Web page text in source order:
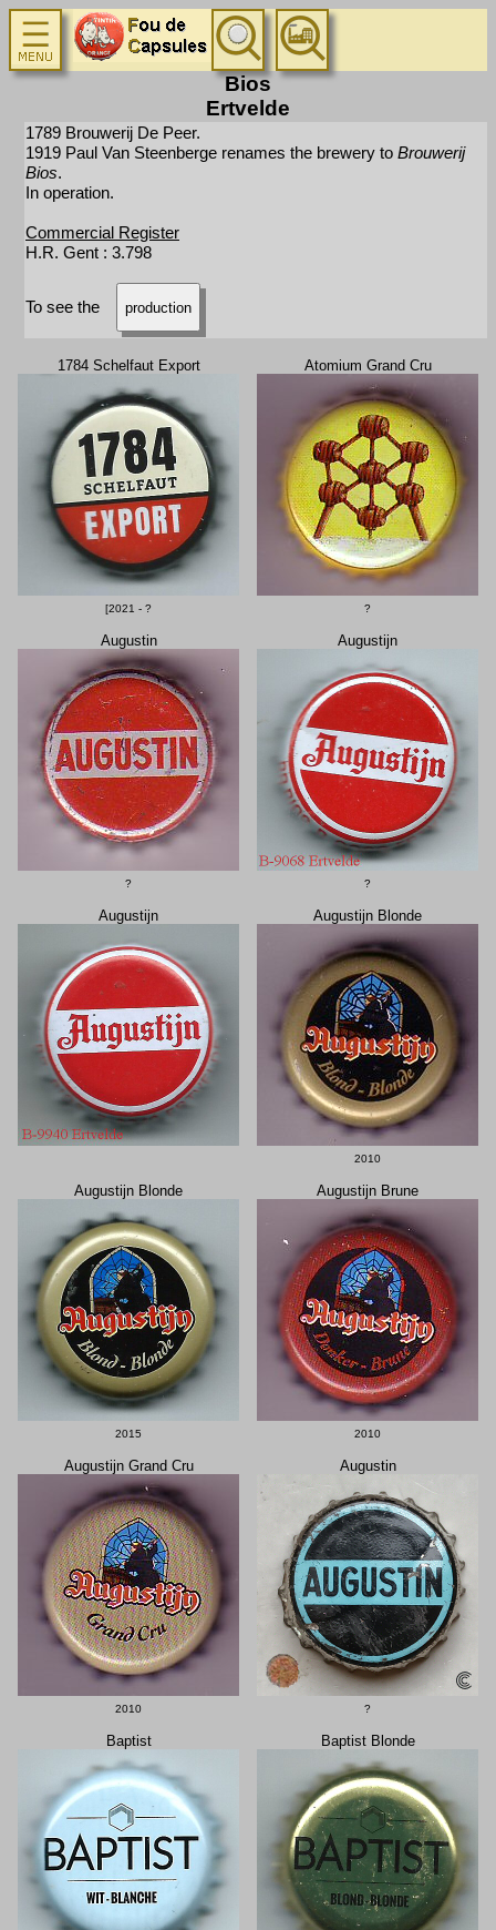
Bios
Ertvelde
1789 Brouwerij De Peer.
1919 Paul Van Steenberge renames the brewery to Brouwerij
Bios.
In operation.
Commercial Register
H.R. Gent : 3.798
To see the production
1784 Schelfaut Export
[2021 - ?
Atomium Grand Cru
?
Augustin
?
Augustijn
?
Augustijn Augustijn Blonde
2010
Augustijn Blonde
2015
Augustijn Brune
2010
Augustijn Grand Cru
2010
Augustin
?
Baptist Baptist Blonde